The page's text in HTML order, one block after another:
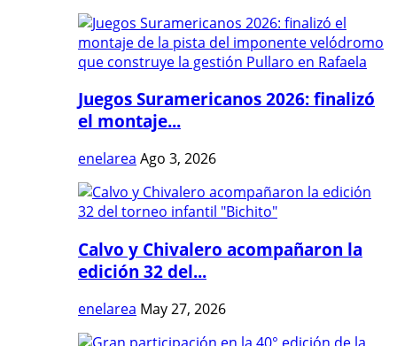
Juegos Suramericanos 2026: finalizó
el montaje...
enelarea Ago 3, 2026
Calvo y Chivalero acompañaron la
edición 32 del...
enelarea May 27, 2026